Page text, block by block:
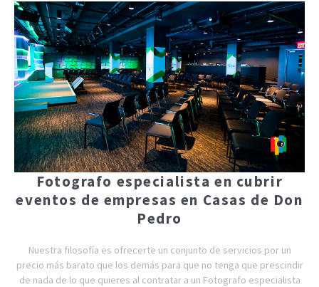
Fotografo especialista en cubrir
eventos de empresas en Casas de Don
Pedro
Nuestra filosofía es ofrecerte un conjunto de servicios por un
precio más barato que los demás para que no tenga que prescindir
de nada de lo que quieres al contratar a un Fotografo especialista